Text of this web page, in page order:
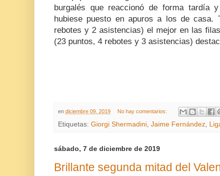
burgalés que reaccionó de forma tardía
hubiese puesto en apuros a los de casa.
rebotes y 2 asistencias) el mejor en las
(23 puntos, 4 rebotes y 3 asistencias)
en diciembre 09, 2019 No hay comentarios:
Etiquetas: Giorgi Shermadini, Jaime Fernández,
sábado, 7 de diciembre de 2019
Brillante segunda mitad del